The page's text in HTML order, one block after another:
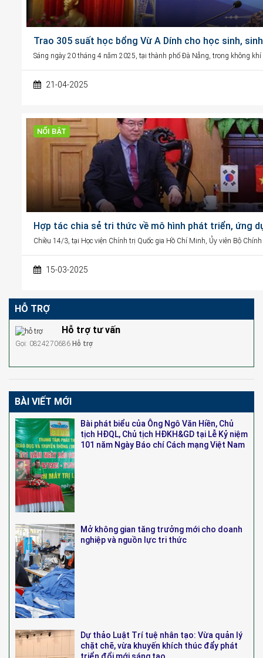
Trao 305 suất học bổng Vừ A Dính cho học sinh,
Sáng ngày 20 tháng 4 năm 2025, tại thành phố Đà Nẵng, trong không
21-04-2025
NỔI BẬT
Hợp tác chia sẻ tri thức về mô hình phát triển, ứng
Chiều 14/3, tại Học viện Chính trị Quốc gia Hồ Chí Minh, Ủy viên Bộ
15-03-2025
HỖ TRỢ
Hỗ trợ tư vấn
Gọi: 0824270686 Hỗ trợ
BÀI VIẾT MỚI
Bài phát biểu của Ông Ngô Văn Hiền, Chủ
tịch HĐQL, Chủ tịch HĐKH&GD tại Lễ Kỷ niệm
101 năm Ngày Báo chí Cách mạng Việt Nam
Mở không gian tăng trưởng mới cho doanh
nghiệp và nguồn lực tri thức
Dự thảo Luật Trí tuệ nhân tạo: Vừa quản lý
chặt chẽ, vừa khuyến khích thúc đẩy phát